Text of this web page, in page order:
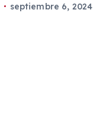
septiembre 6, 2024